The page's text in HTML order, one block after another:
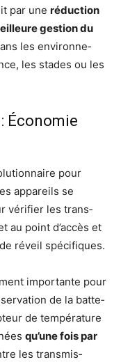
par une réduc­tion
ges­tion du
les envi­ron­ne­
les stades ou les
Économie
pour
appa­reils se
véri­fier les trans­
au point d’ac­cès et
réveil spécifiques.
impor­tante pour
de la bat­te­
de tem­pé­ra­ture
qu’une fois par
les trans­mis­